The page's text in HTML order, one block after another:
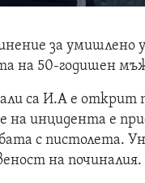
за умишлено
на 50-годишен
са И.А е открит
на инцидента е
с пистолета.
на починалия.